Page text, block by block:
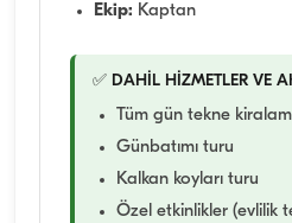
Ekip: Kaptan
✅ DAHİL HİZMETLER VE
Tüm gün tekne
Günbatımı turu
Kalkan koyları turu
Özel etkinlikler (evlilik